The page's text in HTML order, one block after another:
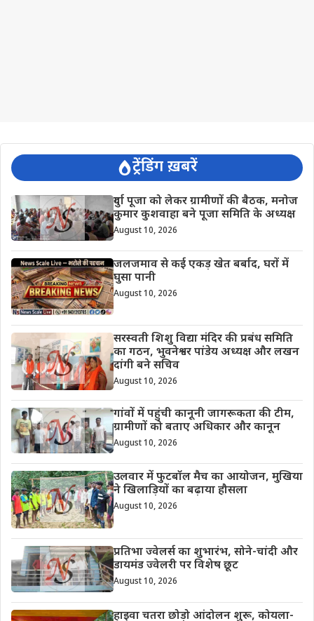
ट्रेंडिंग ख़बरें
दुर्गा पूजा को लेकर ग्रामीणों की बैठक, मनोज
कुमार कुशवाहा बने पूजा समिति के अध्यक्ष
August 10, 2026
जलजमाव से कई एकड़ खेत बर्बाद, घरों में
घुसा पानी
August 10, 2026
सरस्वती शिशु विद्या मंदिर की प्रबंध समिति
का गठन, भुवनेश्वर पांडेय अध्यक्ष और लखन
दांगी बने सचिव
August 10, 2026
गांवों में पहुंची कानूनी जागरूकता की टीम,
ग्रामीणों को बताए अधिकार और कानून
August 10, 2026
उलवार में फुटबॉल मैच का आयोजन, मुखिया
ने खिलाड़ियों का बढ़ाया हौसला
August 10, 2026
प्रतिभा ज्वेलर्स का शुभारंभ, सोने-चांदी और
डायमंड ज्वेलरी पर विशेष छूट
August 10, 2026
हाइवा चतरा छोड़ो आंदोलन शुरू, कोयला-